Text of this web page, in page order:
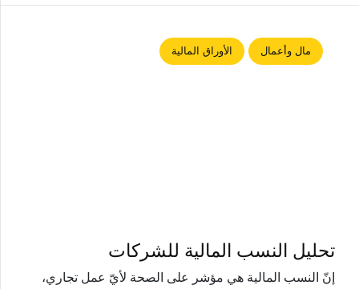
مال وأعمال الأوراق المالية
تحليل النسب المالية للشركات
إنّ النسب المالية هي مؤشر على الصحة لأيّ عمل تجاري،